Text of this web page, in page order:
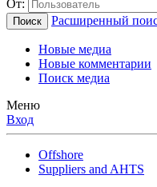
От:
Поиск Расширенный
Новые медиа
Новые комментарии
Поиск медиа
Меню
Вход
Offshore
Suppliers and AHTS